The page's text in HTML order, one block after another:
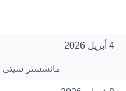
4 أبريل 2026
مانشستر سيتي